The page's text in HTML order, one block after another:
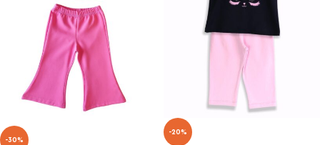
-30%
-20%